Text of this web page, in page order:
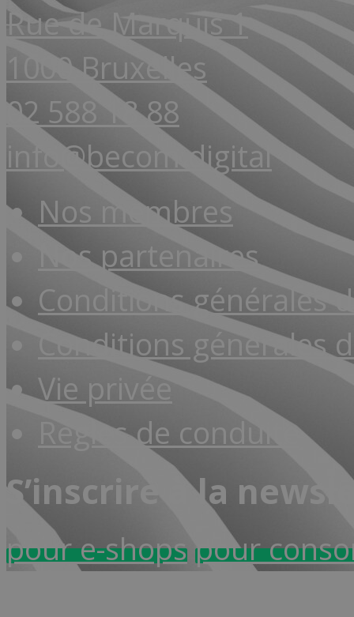
Rue de Marquis 1
1000 Bruxelles
02 588 18 88
info@becom.digital
Nos membres
Nos partenaires
Conditions générales
Conditions générales
Vie privée
Règles de conduite
S’inscrire à la
pour e-shopspour